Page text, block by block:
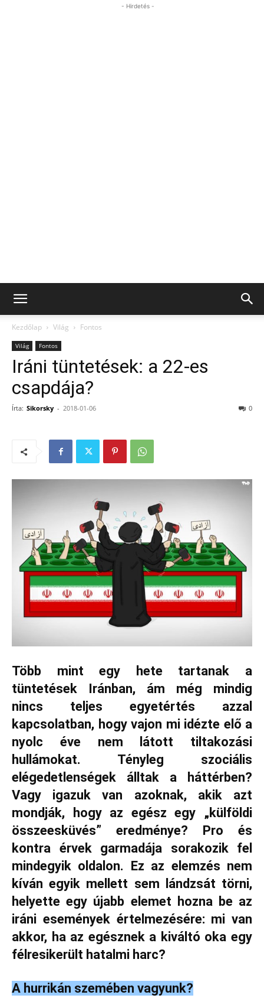
- Hirdetés -
Kezdőlap Világ Fontos
Világ Fontos
Iráni tüntetések: a 22-es
csapdája?
Írta: Sikorsky - 2018-01-06 0
Több mint egy hete tartanak a
tüntetések Iránban, ám még mindig
nincs teljes egyetértés azzal
kapcsolatban, hogy vajon mi idézte elő a
nyolc éve nem látott tiltakozási
hullámokat. Tényleg szociális
elégedetlenségek álltak a háttérben?
Vagy igazuk van azoknak, akik azt
mondják, hogy az egész egy „külföldi
összeesküvés” eredménye? Pro és
kontra érvek garmadája sorakozik fel
mindegyik oldalon. Ez az elemzés nem
kíván egyik mellett sem lándzsát törni,
helyette egy újabb elemet hozna be az
iráni események értelmezésére: mi van
akkor, ha az egésznek a kiváltó oka egy
félresikerült hatalmi harc?
A hurrikán szemében vagyunk?